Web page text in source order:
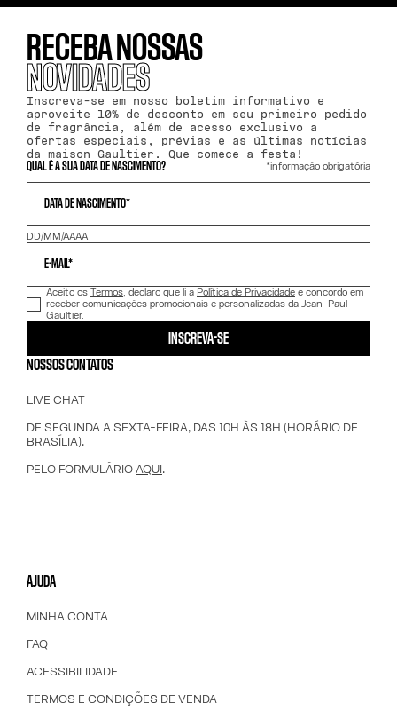
RECEBA NOSSAS
NOVIDADES
Inscreva-se em nosso boletim informativo e
aproveite 10% de desconto em seu primeiro pedido
de fragrância, além de acesso exclusivo a
ofertas especiais, prévias e as últimas notícias
da maison Gaultier. Que comece a festa!
QUAL É A SUA DATA DE NASCIMENTO? *informação obrigatória
DATA DE NASCIMENTO*
DD/MM/AAAA
E-MAIL*
Aceito os Termos, declaro que li a Política de Privacidade e concordo em
receber comunicações promocionais e personalizadas da Jean-Paul
Gaultier.
INSCREVA-SE
NOSSOS CONTATOS
LIVE CHAT
DE SEGUNDA A SEXTA-FEIRA, DAS 10H ÀS 18H (HORÁRIO DE
BRASÍLIA).
PELO FORMULÁRIO AQUI.
AJUDA
MINHA CONTA
FAQ
ACESSIBILIDADE
TERMOS E CONDIÇÕES DE VENDA